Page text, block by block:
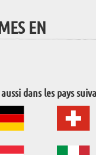
EN
dans les pays